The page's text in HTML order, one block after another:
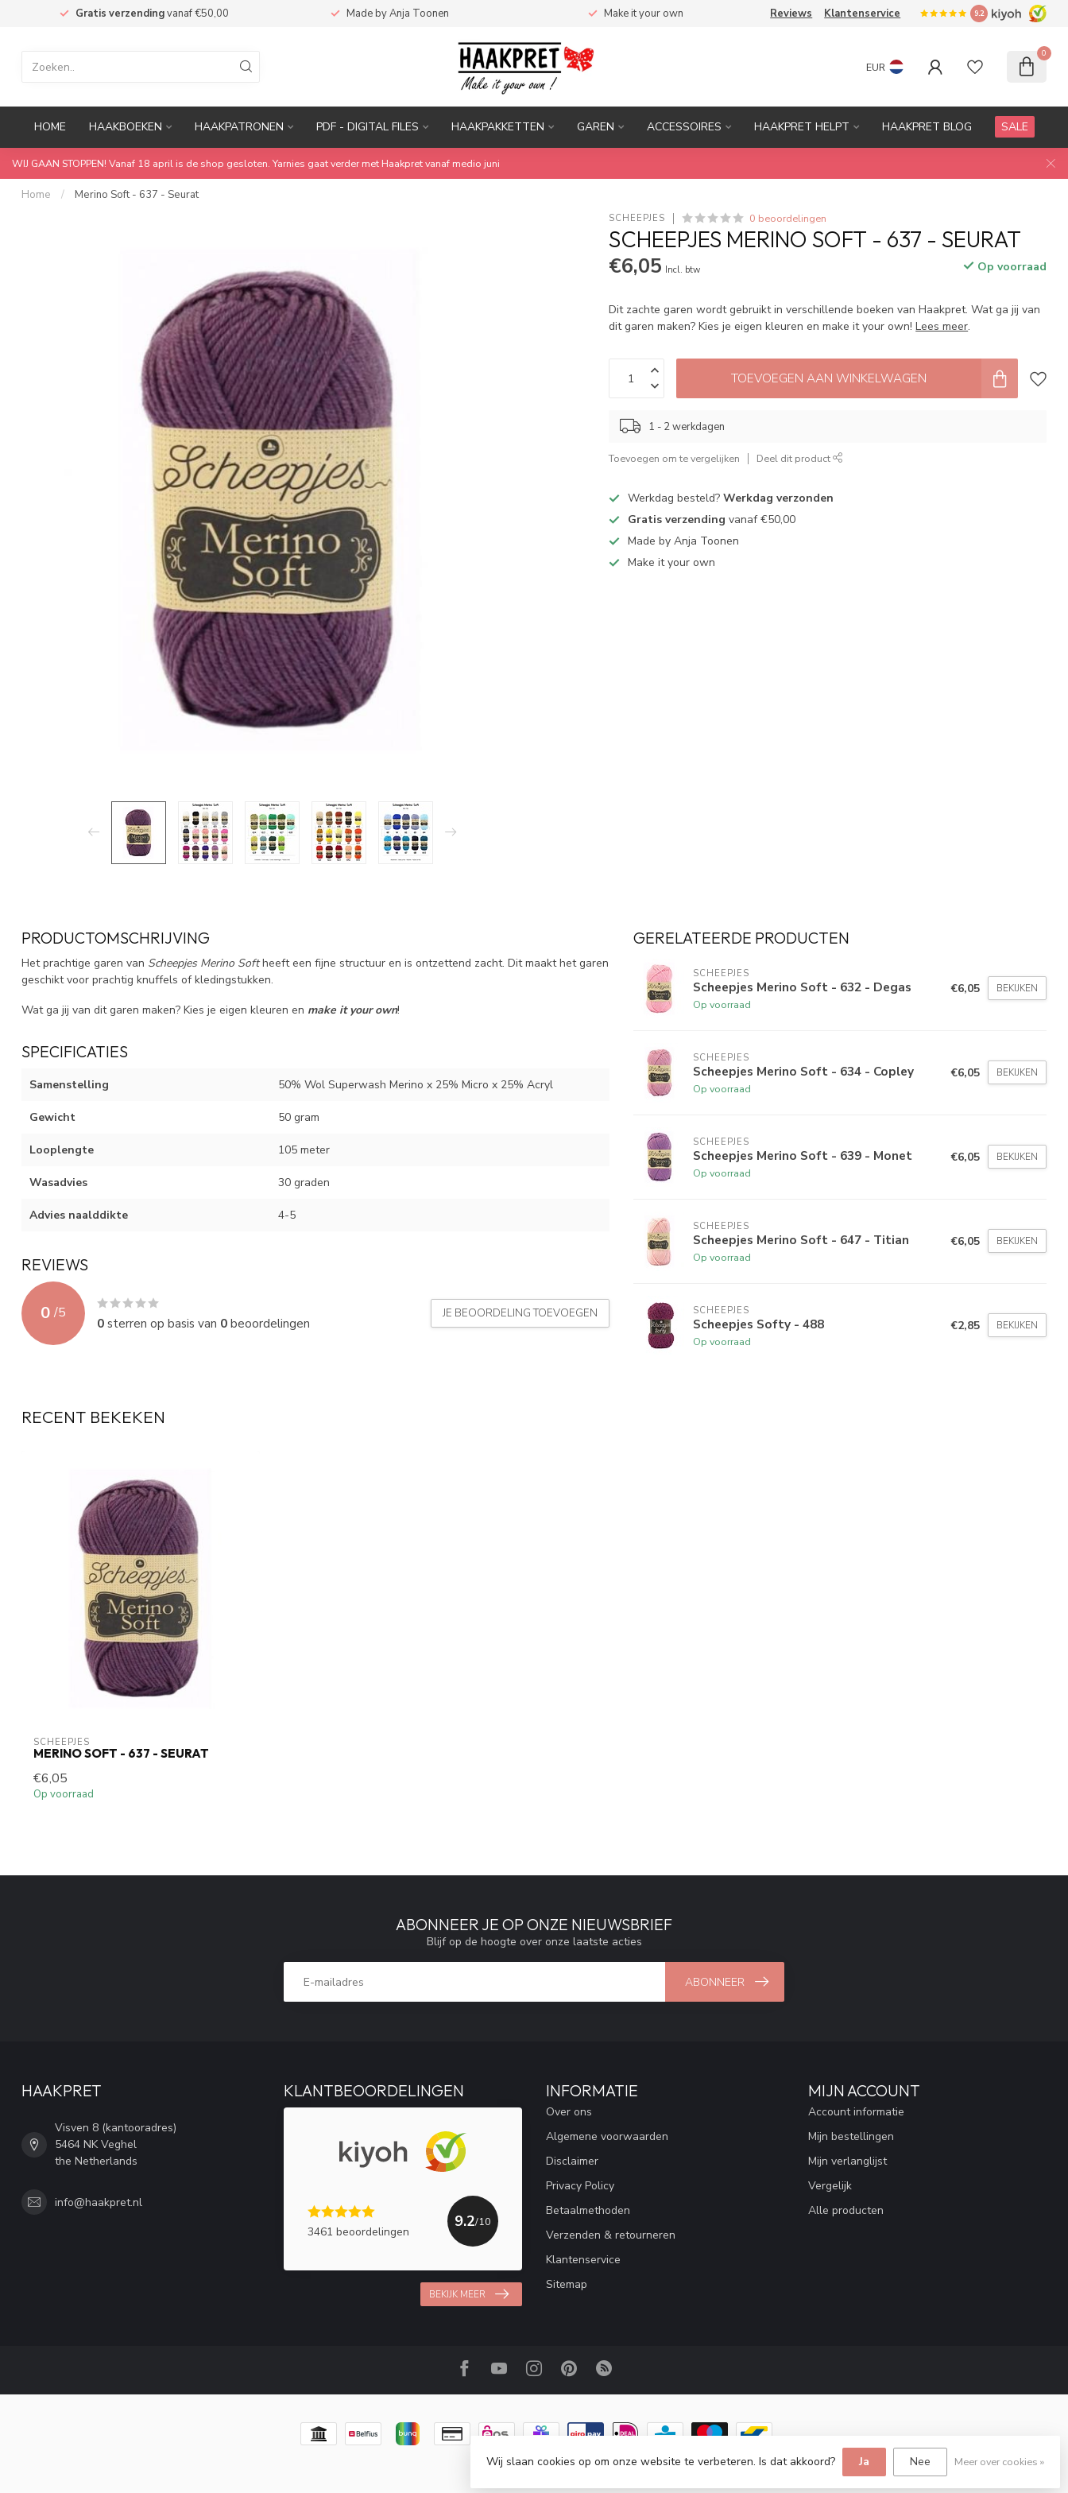
Gratis verzendingvanaf €50,00 Made by Anja Toonen Make it your own Reviews Klantenservice 9.2
EUR
0
HOME HAAKBOEKEN HAAKPATRONEN PDF - DIGITAL FILES HAAKPAKKETTEN GAREN ACCESSOIRES HAAKPRET HELPT HAAKPRET BLOG SALE
WIJ GAAN STOPPEN! Vanaf 18 april is de shop gesloten. Yarnies gaat verder met Haakpret vanaf medio juni
Home / Merino Soft - 637 - Seurat
SCHEEPJES 0 beoordelingen
SCHEEPJES MERINO SOFT - 637 - SEURAT
€6,05 Incl. btw Op voorraad
Dit zachte garen wordt gebruikt in verschillende boeken van Haakpret. Wat ga jij van
dit garen maken? Kies je eigen kleuren en make it your own!Lees meer.
TOEVOEGEN AAN WINKELWAGEN
1 - 2 werkdagen
Toevoegen om te vergelijken Deel dit product
Werkdag besteld?Werkdag verzonden
Gratis verzending vanaf €50,00
Made by Anja Toonen
Make it your own
PRODUCTOMSCHRIJVING
Het prachtige garen van Scheepjes Merino Softheeft een fijne structuur en is ontzettend zacht. Dit maakt het garen
geschikt voor prachtig knuffels of kledingstukken.
Wat ga jij van dit garen maken? Kies je eigen kleuren en make it your own!
SPECIFICATIES
Samenstelling 50% Wol Superwash Merino x 25% Micro x 25% Acryl
Gewicht 50 gram
Looplengte 105 meter
Wasadvies 30 graden
Advies naalddikte 4-5
REVIEWS
0 /5
0sterren op basis van 0beoordelingen
JE BEOORDELING TOEVOEGEN
GERELATEERDE PRODUCTEN
SCHEEPJES
Scheepjes Merino Soft - 632 - Degas
Op voorraad
€6,05 BEKIJKEN
SCHEEPJES
Scheepjes Merino Soft - 634 - Copley
Op voorraad
€6,05 BEKIJKEN
SCHEEPJES
Scheepjes Merino Soft - 639 - Monet
Op voorraad
€6,05 BEKIJKEN
SCHEEPJES
Scheepjes Merino Soft - 647 - Titian
Op voorraad
€6,05 BEKIJKEN
SCHEEPJES
Scheepjes Softy - 488
Op voorraad
€2,85 BEKIJKEN
RECENT BEKEKEN
SCHEEPJES
MERINO SOFT - 637 - SEURAT
€6,05
Op voorraad
ABONNEER JE OP ONZE NIEUWSBRIEF
Blijf op de hoogte over onze laatste acties
ABONNEER
HAAKPRET
Visven 8 (kantooradres)
5464 NK Veghel
the Netherlands
info@haakpret.nl
KLANTBEOORDELINGEN
3461 beoordelingen
9.2/10
BEKIJK MEER
INFORMATIE
Over ons
Algemene voorwaarden
Disclaimer
Privacy Policy
Betaalmethoden
Verzenden & retourneren
Klantenservice
Sitemap
MIJN ACCOUNT
Account informatie
Mijn bestellingen
Mijn verlanglijst
Vergelijk
Alle producten
© Copyright 2026 Haakpret
Wij slaan cookies op om onze website te verbeteren. Is dat akkoord? Ja Nee Meer over cookies »